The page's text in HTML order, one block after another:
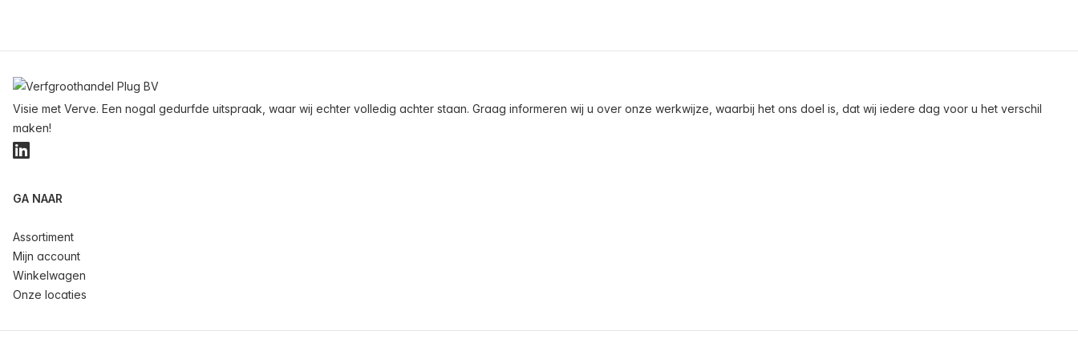
Visie met Verve. Een nogal gedurfde uitspraak, waar wij echter volledig achter staan. Graag informeren wij u over onze werkwijze, waarbij het ons doel is, dat wij iedere dag voor u het verschil
maken!
LinkedIn
GA NAAR
Assortiment
Mijn account
Winkelwagen
Onze locaties